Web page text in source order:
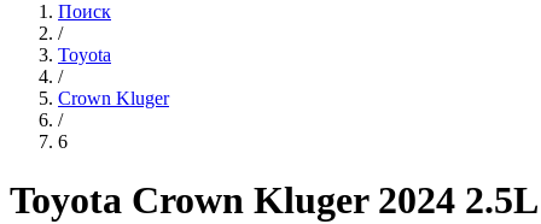
Поиск
/
Toyota
/
Crown Kluger
/
6
Toyota Crown Kluger 2024